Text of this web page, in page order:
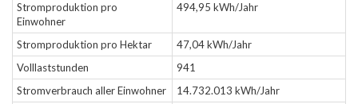
Stromproduktion pro
Einwohner
494,95 kWh/Jahr
Stromproduktion pro Hektar
47,04 kWh/Jahr
Volllaststunden
941
Stromverbrauch aller Einwohner
14.732.013 kWh/Jahr